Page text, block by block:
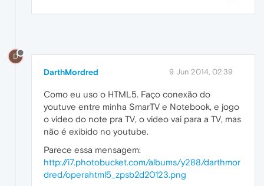
D
DarthMordred 9 Jun 2014, 02:39
Como eu uso o HTML5. Faço conexão do
youtuve entre minha SmarTV e Notebook, e jogo
o video do note pra TV, o video vai para a TV, mas
não é exibido no youtube.
Parece essa mensagem:
http://i7.photobucket.com/albums/y288/darthmor
dred/operahtml5_zpsb2d20123.png